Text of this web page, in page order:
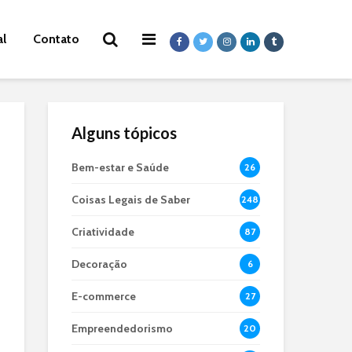
Contato
Alguns tópicos
Bem-estar e Saúde 26
Coisas Legais de Saber 248
Criatividade 87
Decoração 6
E-commerce 27
Empreendedorismo 20